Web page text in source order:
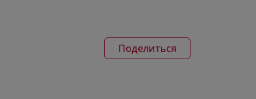
Поделиться